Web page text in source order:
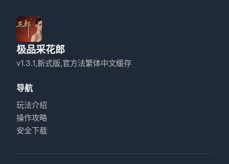
极品采花郎
v1.3.1,新式版,官方法繁体中文缓存
导航
玩法介绍
操作攻略
安全下载